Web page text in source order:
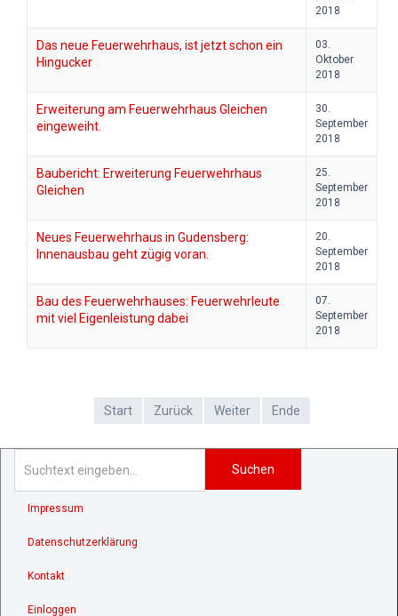
2018
Das neue Feuerwehrhaus, ist jetzt schon ein
Hingucker
03.
Oktober
2018
Erweiterung am Feuerwehrhaus Gleichen
eingeweiht.
30.
September
2018
Baubericht: Erweiterung Feuerwehrhaus
Gleichen
25.
September
2018
Neues Feuerwehrhaus in Gudensberg:
Innenausbau geht zügig voran.
20.
September
2018
Bau des Feuerwehrhauses: Feuerwehrleute
mit viel Eigenleistung dabei
07.
September
2018
Start Zurück Weiter Ende
Suchen
Impressum
Datenschutzerklärung
Kontakt
Einloggen